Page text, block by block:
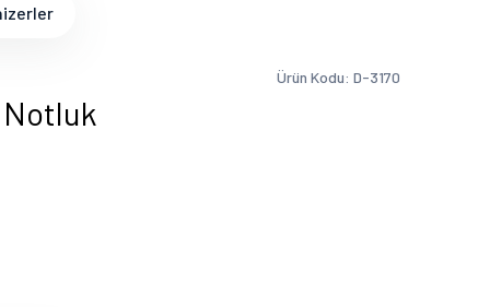
Ürün Kodu: D-3170
Notluk